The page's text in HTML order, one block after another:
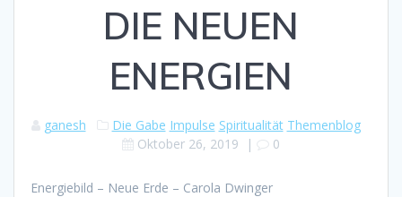
DIE NEUEN
ENERGIEN
ganesh Die Gabe Impulse Spiritualität Themenblog
Oktober 26, 2019 | 0
Energiebild – Neue Erde – Carola Dwinger